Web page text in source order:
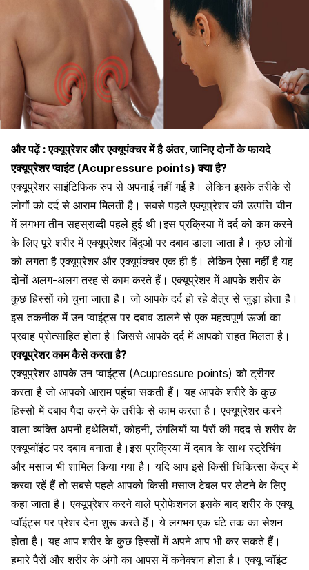
और पढ़ें :एक्यूप्रेशर और एक्यूपंक्चर में है अंतर, जानिए दोनों के फायदे
एक्यूप्रेशर प्वाइंट (Acupressure points) क्या है?
एक्यूप्रेशर साइंटिफिक रुप से अपनाई नहीं गई है। लेकिन इसके तरीके से
लोगों को दर्द से आराम मिलती है। सबसे पहले एक्यूप्रेशर की उत्पत्ति चीन
में लगभग तीन सहस्राब्दी पहले हुई थी।इस प्रक्रिया में दर्द को कम करने
के लिए पूरे शरीर में एक्यूप्रेशर बिंदुओं पर दबाव डाला जाता है। कुछ लोगों
को लगता है एक्यूप्रेशर औरएक्यूपंक्चरएक ही है। लेकिन ऐसा नहीं है यह
दोनों अलग-अलग तरह से काम करते हैं। एक्यूप्रेशर में आपके शरीर के
कुछ हिस्सों को चुना जाता है। जो आपके दर्द हो रहे क्षेत्र से जुड़ा होता है।
इस तकनीक में उन प्वाइंट्स पर दबाव डालने से एक महत्वपूर्ण ऊर्जा का
प्रवाह प्रोत्साहित होता है।जिससे आपके दर्द में आपको राहत मिलता है।
एक्यूप्रेशर काम कैसे करता है?
एक्यूप्रेशर आपके उन प्वाइंट्स (Acupressure points) को ट्रीगर
करता है जो आपको आराम पहुंचा सकती हैं। यह आपके शरीरे के कुछ
हिस्सों में दबाव पैदा करने के तरीके से काम करता है। एक्यूप्रेशर करने
वाला व्यक्ति अपनी हथेलियों, कोहनी, उंगलियों या पैर ों की मदद से शरीर के
एक्यूप्वॉइंट पर दबाव बनाता है।इस प्रक्रिया में दबाव के साथ स्ट्रेचिंग
औरमसाजभी शामिल किया गया है। यदि आप इसे किसी चिकित्सा केंद्र में
करवा रहें हैं तो सबसे पहले आपको किसी मसाज टेबल पर लेटने के लिए
कहा जाता है। एक्यूप्रेशर करने वाले प्रोफेशनल इसके बाद शरीर के एक्यू
प्वॉइंट्स पर प्रेशर देना शुरू करते हैं। ये लगभग एक घंटे तक का सेशन
होता है। यह आप शरीर के कुछ हिस्सों में अपने आप भी कर सकते हैं।
हमारे पैरों और शरीर के अंगों का आपस में कनेक्शन होता है। एक्यू प्वॉइंट